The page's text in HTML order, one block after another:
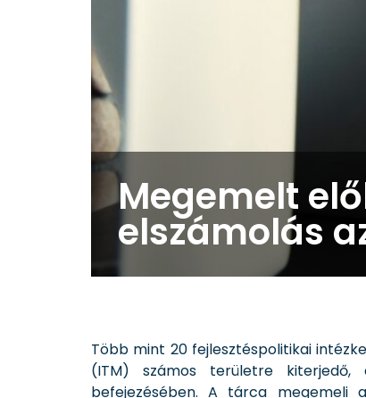
Megemelt
elszámolás
Több mint 20 fejlesztéspolitikai
(ITM) számos területre kiterjedő,
befejezésében. A tárca megemeli